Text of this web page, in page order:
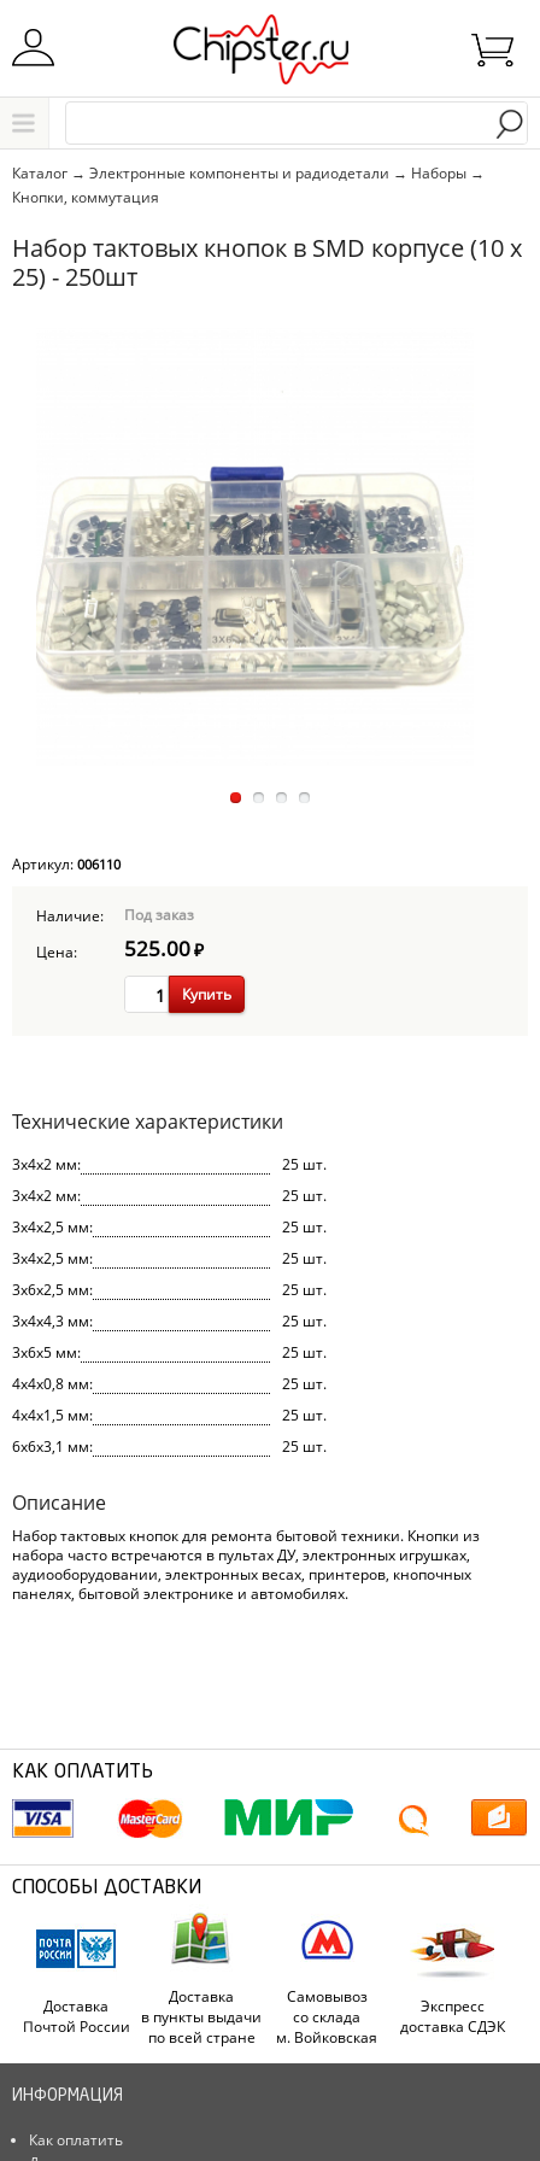
Начните водить название города..
Выбрать
Каталог → Электронные компоненты и радиодетали → Наборы →
Кнопки, коммутация
Набор тактовых кнопок в SMD корпусе (10 x
25) - 250шт
Артикул: 006110
Наличие:
Под заказ
Цена:
525.00₽
Купить
Технические характеристики
3x4x2 мм:
25 шт.
3x4x2 мм:
25 шт.
3x4x2,5 мм:
25 шт.
3x4x2,5 мм:
25 шт.
3x6x2,5 мм:
25 шт.
3x4x4,3 мм:
25 шт.
3x6x5 мм:
25 шт.
4x4x0,8 мм:
25 шт.
4x4x1,5 мм:
25 шт.
6x6x3,1 мм:
25 шт.
Описание
Набор тактовых кнопок для ремонта бытовой техники. Кнопки из
набора часто встречаются в пультах ДУ, электронных игрушках,
аудиооборудовании, электронных весах, принтеров, кнопочных
панелях, бытовой электронике и автомобилях.
КАК ОПЛАТИТЬ
СПОСОБЫ ДОСТАВКИ
Доставка
Почтой России
Доставка
в пункты выдачи
по всей стране
Самовывоз
со склада
м. Войковская
Экспресс
доставка СДЭК
ИНФОРМАЦИЯ
Как оплатить